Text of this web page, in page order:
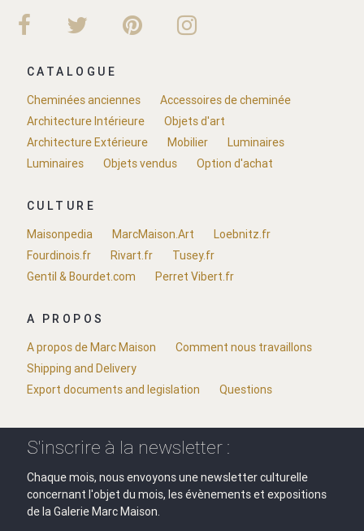
CATALOGUE
Cheminées anciennes
Accessoires de cheminée
Architecture Intérieure
Objets d'art
Architecture Extérieure
Mobilier
Luminaires
Luminaires
Objets vendus Option d'achat
CULTURE
Maisonpedia
MarcMaison.Art
Loebnitz.fr
Fourdinois.fr
Rivart.fr
Tusey.fr
Gentil & Bourdet.com
Perret Vibert.fr
A PROPOS
A propos de Marc Maison
Comment nous travaillons
Shipping and Delivery
Export documents and legislation
Questions
S'inscrire à la newsletter :
Chaque mois, nous envoyons une newsletter culturelle
concernant l'objet du mois, les évènements et expositions
de la Galerie Marc Maison.